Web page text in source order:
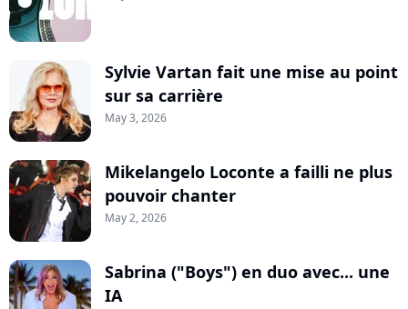
Sylvie Vartan fait une mise au point
sur sa carrière
May 3, 2026
Mikelangelo Loconte a failli ne plus
pouvoir chanter
May 2, 2026
Sabrina ("Boys") en duo avec... une
IA